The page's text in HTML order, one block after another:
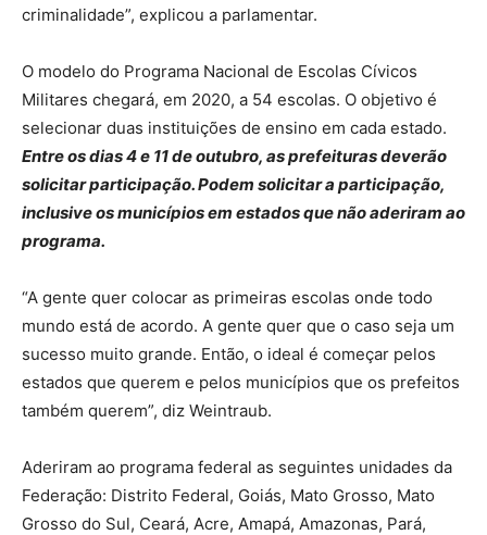
criminalidade”, explicou a parlamentar.
O modelo do Programa Nacional de Escolas Cívicos
Militares chegará, em 2020, a 54 escolas. O objetivo é
selecionar duas instituições de ensino em cada estado.
Entre os dias 4 e 11 de outubro, as prefeituras deverão
solicitar participação. Podem solicitar a participação,
inclusive os municípios em estados que não aderiram ao
programa.
“A gente quer colocar as primeiras escolas onde todo
mundo está de acordo. A gente quer que o caso seja um
sucesso muito grande. Então, o ideal é começar pelos
estados que querem e pelos municípios que os prefeitos
também querem”, diz Weintraub.
Aderiram ao programa federal as seguintes unidades da
Federação: Distrito Federal, Goiás, Mato Grosso, Mato
Grosso do Sul, Ceará, Acre, Amapá, Amazonas, Pará,